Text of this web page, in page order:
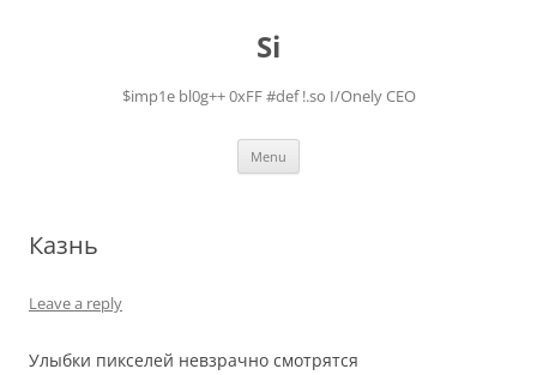
Si
$imp1e bl0g++ 0xFF #def !.so I/Onely CEO
Menu
Казнь
Leave a reply
Улыбки пикселей невзрачно смотрятся